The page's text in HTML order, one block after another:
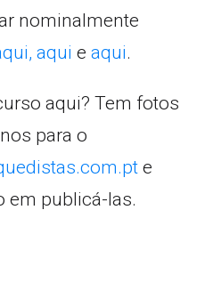
nominalmente
aqui e aqui.
aqui? Tem fotos
para o
e
em publicá-las.